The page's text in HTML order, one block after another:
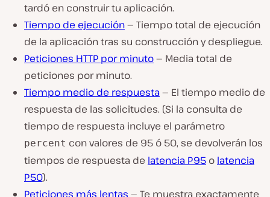
tardó en construir tu aplicación.
Tiempo de ejecución— Tiempo total de ejecución
de la aplicación tras su construcción y despliegue.
Peticiones HTTP por minuto— Media total de
peticiones por minuto.
Tiempo medio de respuesta— El tiempo medio de
respuesta de las solicitudes. (Si la consulta de
tiempo de respuesta incluye el parámetro
percent con valores de 95 ó 50, se devolverán los
tiempos de respuesta de latencia P95 o latencia
P50).
Peticiones más lentas — Te muestra exactamente